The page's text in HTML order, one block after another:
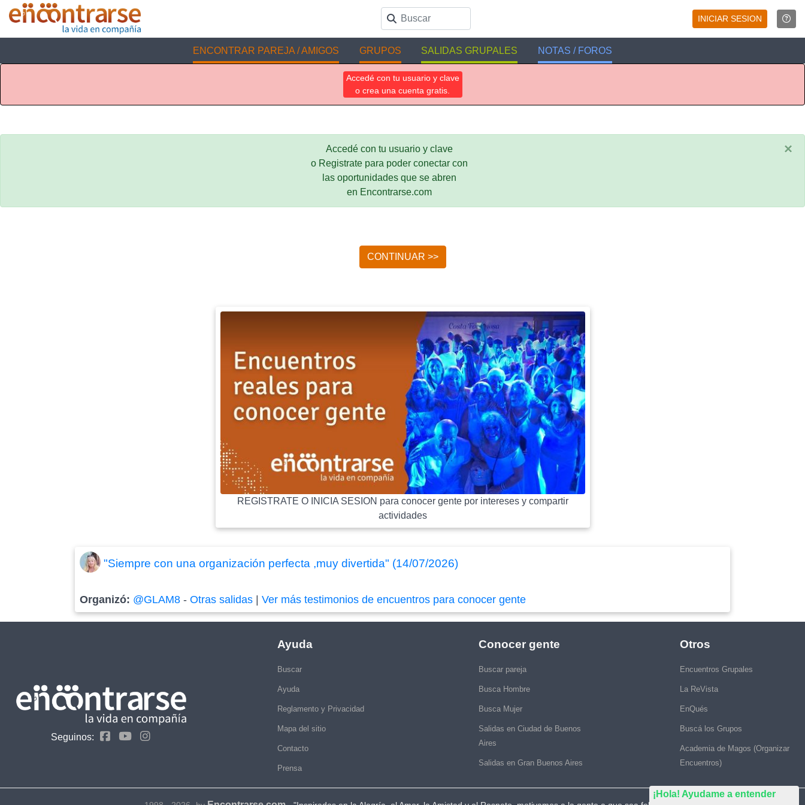
INICIAR SESION
ENCONTRAR PAREJA / AMIGOS GRUPOS SALIDAS GRUPALES NOTAS / FOROS
¡Hola! Ayudame a entender
Accedé con tu usuario y clave
o crea una cuenta gratis.
Accedé con tu usuario y clave
o Registrate para poder conectar con
las oportunidades que se abren
en Encontrarse.com
×
CONTINUAR >>
REGISTRATE O INICIA SESION para conocer gente por intereses y compartir
actividades
"Siempre con una organización perfecta ,muy divertida" (14/07/2026)
Organizó: @GLAM8 -Otras salidas |Ver más testimonios de encuentros para conocer gente
Seguinos:
Ayuda
Buscar
Ayuda
Reglamento y Privacidad
Mapa del sitio
Contacto
Prensa
Conocer gente
Buscar pareja
Busca Hombre
Busca Mujer
Salidas en Ciudad de Buenos
Aires
Salidas en Gran Buenos Aires
Otros
Encuentros Grupales
La ReVista
EnQués
Buscá los Grupos
Academia de Magos (Organizar
Encuentros)